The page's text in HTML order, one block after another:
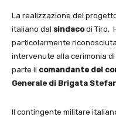
La realizzazione del
italiano dal sindacodi Tiro,
particolarmente
intervenute alla cerimonia
parte il comandante del
Generale di Brigata
Il contingente militare